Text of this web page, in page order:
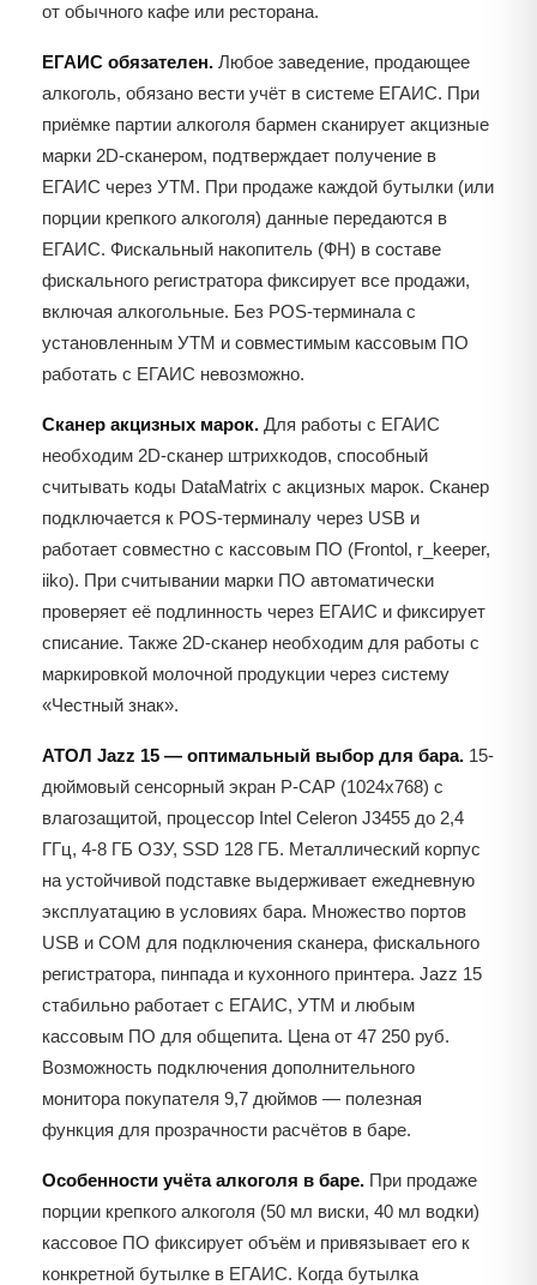
от обычного кафе или ресторана.
ЕГАИС обязателен. Любое заведение, продающее
алкоголь, обязано вести учёт в системе ЕГАИС. При
приёмке партии алкоголя бармен сканирует акцизные
марки 2D-сканером, подтверждает получение в
ЕГАИС через УТМ. При продаже каждой бутылки (или
порции крепкого алкоголя) данные передаются в
ЕГАИС. Фискальный накопитель (ФН) в составе
фискального регистратора фиксирует все продажи,
включая алкогольные. Без POS-терминала с
установленным УТМ и совместимым кассовым ПО
работать с ЕГАИС невозможно.
Сканер акцизных марок. Для работы с ЕГАИС
необходим 2D-сканер штрихкодов, способный
считывать коды DataMatrix с акцизных марок. Сканер
подключается к POS-терминалу через USB и
работает совместно с кассовым ПО (Frontol, r_keeper,
iiko). При считывании марки ПО автоматически
проверяет её подлинность через ЕГАИС и фиксирует
списание. Также 2D-сканер необходим для работы с
маркировкой молочной продукции через систему
«Честный знак».
АТОЛ Jazz 15 — оптимальный выбор для бара. 15-
дюймовый сенсорный экран P-CAP (1024x768) с
влагозащитой, процессор Intel Celeron J3455 до 2,4
ГГц, 4-8 ГБ ОЗУ, SSD 128 ГБ. Металлический корпус
на устойчивой подставке выдерживает ежедневную
эксплуатацию в условиях бара. Множество портов
USB и COM для подключения сканера, фискального
регистратора, пинпада и кухонного принтера. Jazz 15
стабильно работает с ЕГАИС, УТМ и любым
кассовым ПО для общепита. Цена от 47 250 руб.
Возможность подключения дополнительного
монитора покупателя 9,7 дюймов — полезная
функция для прозрачности расчётов в баре.
Особенности учёта алкоголя в баре. При продаже
порции крепкого алкоголя (50 мл виски, 40 мл водки)
кассовое ПО фиксирует объём и привязывает его к
конкретной бутылке в ЕГАИС. Когда бутылка